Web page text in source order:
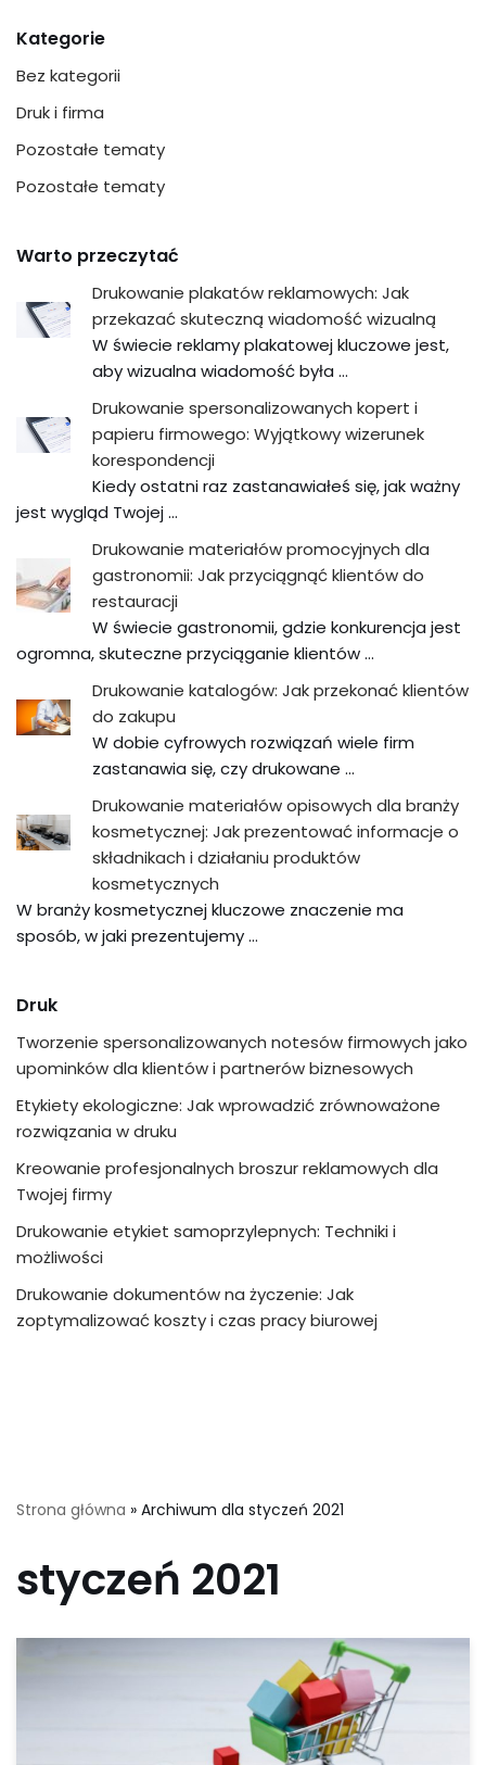
Kategorie
Bez kategorii
Druk i firma
Pozostałe tematy
Pozostałe tematy
Warto przeczytać
Drukowanie plakatów reklamowych: Jak
przekazać skuteczną wiadomość wizualną
W świecie reklamy plakatowej kluczowe jest,
aby wizualna wiadomość była …
Drukowanie spersonalizowanych kopert i
papieru firmowego: Wyjątkowy wizerunek
korespondencji
Kiedy ostatni raz zastanawiałeś się, jak ważny
jest wygląd Twojej …
Drukowanie materiałów promocyjnych dla
gastronomii: Jak przyciągnąć klientów do
restauracji
W świecie gastronomii, gdzie konkurencja jest
ogromna, skuteczne przyciąganie klientów …
Drukowanie katalogów: Jak przekonać klientów
do zakupu
W dobie cyfrowych rozwiązań wiele firm
zastanawia się, czy drukowane …
Drukowanie materiałów opisowych dla branży
kosmetycznej: Jak prezentować informacje o
składnikach i działaniu produktów
kosmetycznych
W branży kosmetycznej kluczowe znaczenie ma
sposób, w jaki prezentujemy …
Druk
Tworzenie spersonalizowanych notesów firmowych jako
upominków dla klientów i partnerów biznesowych
Etykiety ekologiczne: Jak wprowadzić zrównoważone
rozwiązania w druku
Kreowanie profesjonalnych broszur reklamowych dla
Twojej firmy
Drukowanie etykiet samoprzylepnych: Techniki i
możliwości
Drukowanie dokumentów na życzenie: Jak
zoptymalizować koszty i czas pracy biurowej
Strona główna » Archiwum dla styczeń 2021
styczeń 2021